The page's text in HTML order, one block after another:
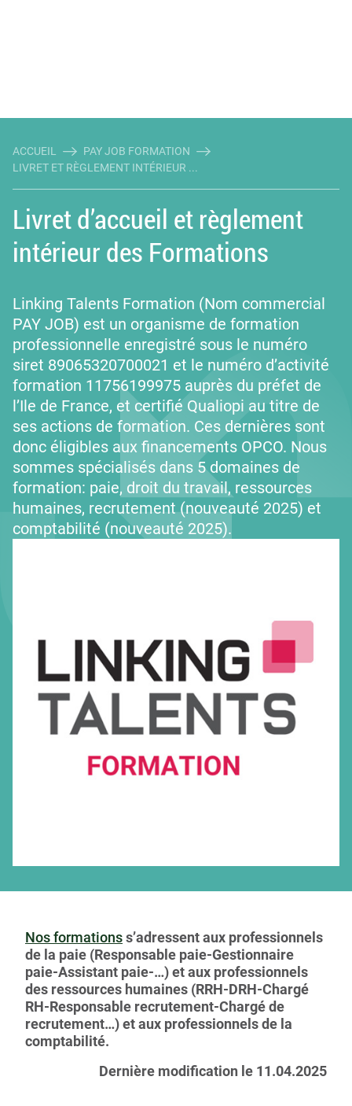
ACCUEIL
PAY JOB FORMATION
LIVRET ET RÈGLEMENT INTÉRIEUR ...
Livret d’accueil et règlement
intérieur des Formations
Linking Talents Formation (Nom commercial
PAY JOB) est un organisme de formation
professionnelle enregistré sous le numéro
siret 89065320700021 et le numéro d’activité
formation 11756199975 auprès du préfet de
l’Ile de France, et certifié Qualiopi au titre de
ses actions de formation. Ces dernières sont
donc éligibles aux financements OPCO. Nous
sommes spécialisés dans 5 domaines de
formation: paie, droit du travail, ressources
humaines, recrutement (nouveauté 2025) et
comptabilité (nouveauté 2025).
Nos formationss’adressent aux professionnels
de la paie (Responsable paie-Gestionnaire
paie-Assistant paie-…) et aux professionnels
des ressources humaines (RRH-DRH-Chargé
RH-Responsable recrutement-Chargé de
recrutement…) et aux professionnels de la
comptabilité.
Dernière modification le 11.04.2025